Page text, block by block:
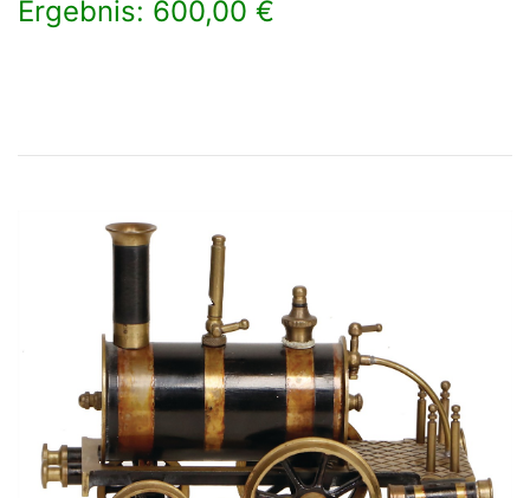
Ergebnis: 600,00 €